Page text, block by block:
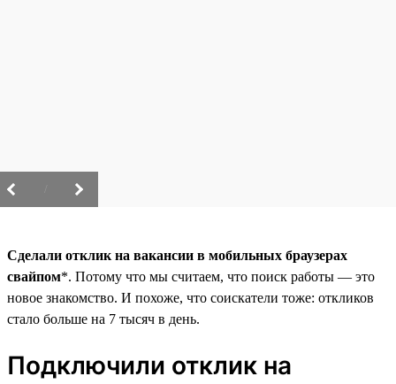
Сделали отклик на вакансии в мобильных браузерах
свайпом*. Потому что мы считаем, что поиск работы — это
новое знакомство. И похоже, что соискатели тоже: откликов
стало больше на 7 тысяч в день.
Подключили отклик на